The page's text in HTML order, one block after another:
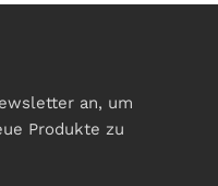
an, um
Produkte zu